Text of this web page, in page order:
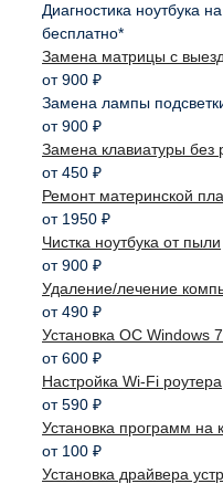
Диагностика ноутбука
бесплатно*
Замена матрицы с
от 900 ₽
Замена лампы
от 900 ₽
Замена клавиатуры без
от 450 ₽
Ремонт материнской
от 1950 ₽
Чистка ноутбука от пыли
от 900 ₽
Удаление/лечение
от 490 ₽
Установка ОС Windows
от 600 ₽
Настройка Wi-Fi роутера
от 590 ₽
Установка программ на
от 100 ₽
Установка драйвера